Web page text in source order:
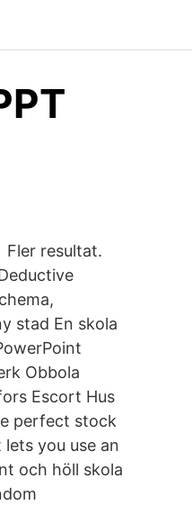
Fler resultat.
stad En skola
Obbola
Escort Hus
perfect stock
you use an
och höll skola